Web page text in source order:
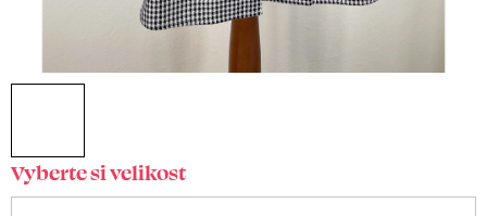
Vyberte si velikost